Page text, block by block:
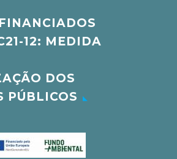
12: MEDIDA
DOS
PÚBLICOS